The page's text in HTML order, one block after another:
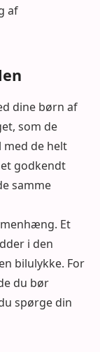
af
dine børn af
som de
de helt
godkendt
samme
Et
i den
bilulykke. For
du bør
spørge din